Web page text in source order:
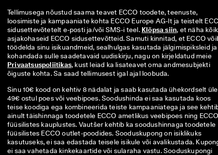
Tellimusega nõustud saama teavet ECCO toodete, teenuste,
loosimiste ja kampaaniate kohta ECCO Europe AG-lt ja teistelt
sidusettevõtetelt e-posti ja/või SMS-i teel. Klõpsa siin, et näha
asjakohaseid ECCO sidusettevõtteid. Samuti kinnitad, et ECCO
töödelda sinu isikuandmeid, sealhulgas kasutada jälgimispiksleid ja
kohandada sulle saadetavaid uudiskirju, nagu on kirjeldatud meie
Privaatsuspoliitikas, kust leiad ka lisateavet oma andmesubjekti
õiguste kohta. Sa saad tellimusest igal ajal loobuda.
Sinu 10€ kood on kehtiv 8 nädalat ja saab kasutada ühekordselt üle
49€ ostul poes või veebipoes. Soodushinda ei saa kasutada koos
teise koodiga ega kombineerida teiste kampaaniatega ja see
ainult täishinnaga toodetele ECCO ametlikus veebipoes ning
füüsilistes kauplustes. Vautšer kehtib ka soodushinnaga toodetele
füüsilistes ECCO outlet-poodides. Sooduskupong on isiklikuks
kasutuseks, ei saa edastada teisele isikule või avalikustada.
ei saa vahetada kinkekaartide või sularaha vastu. Sooduskupongi